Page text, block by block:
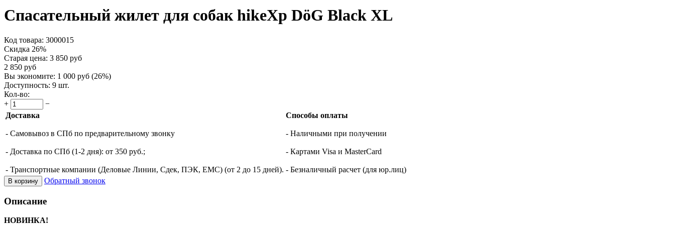
Спасательный жилет для собак hikeXp DöG Black XL
Код товара: 3000015
Скидка 26%
Старая цена: 3 850 руб
2 850 руб
Вы экономите: 1 000 руб (26%)
Доступность: 9 шт.
Кол-во:
+
−
Доставка
- Самовывоз в СПб по предварительному звонку
- Доставка по СПб (1-2 дня): от 350 руб.;
- Транспортные компании (Деловые Линии, Сдек, ПЭК, ЕМС) (от 2 до 15 дней).
Способы оплаты
- Наличными при получении
- Картами Visa и MasterCard
- Безналичный расчет (для юр.лиц)
В корзину Обратный звонок
Описание
НОВИНКА!